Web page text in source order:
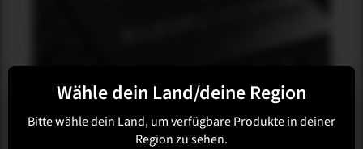
Wähle dein Land/deine Region
Bitte wähle dein Land, um verfügbare Produkte in deiner
Region zu sehen.